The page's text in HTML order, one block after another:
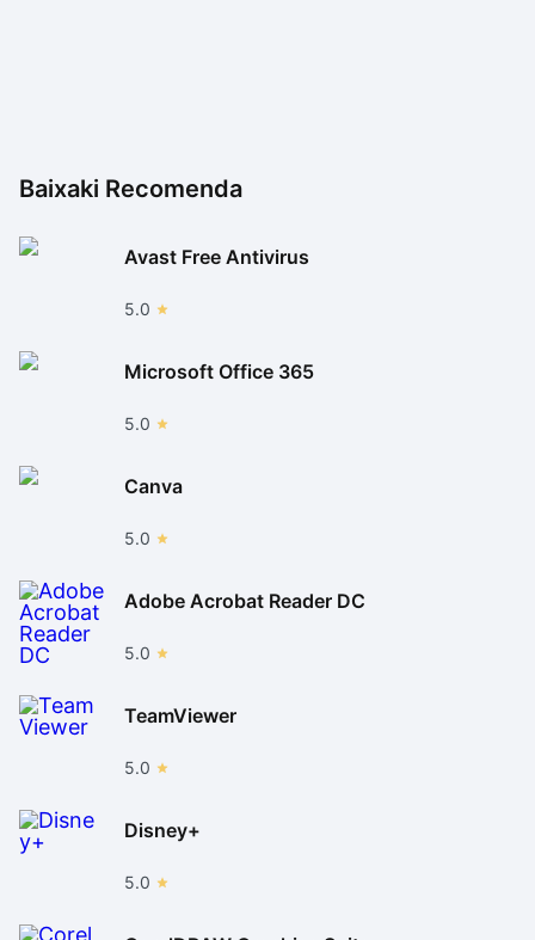
Baixaki Recomenda
Avast Free Antivirus
5.0
Microsoft Office 365
5.0
Canva
5.0
Adobe Acrobat Reader DC
5.0
TeamViewer
5.0
Disney+
5.0